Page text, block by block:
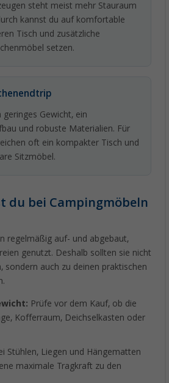
steht meist mehr Stauraum
kannst du auf komfortable
Tisch und zusätzliche
setzen.
Gewicht, ein
und robuste Materialien. Für
oft ein kompakter Tisch und
Sitzmöbel.
du bei Campingmöbeln
regelmäßig auf- und abgebaut,
genutzt. Deshalb sollten sie nicht
sondern auch zu deinen praktischen
Prüfe vor dem Kauf, ob die
Kofferraum, Deichselkasten oder
Stühlen, Liegen und Hängematten
maximale Tragkraft zu den